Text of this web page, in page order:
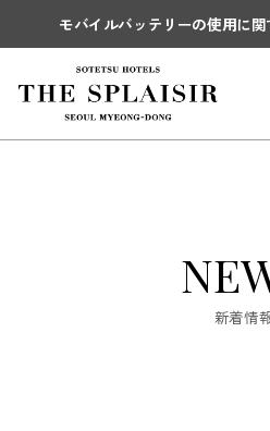
モバイルバッテリーの使用に
新着情